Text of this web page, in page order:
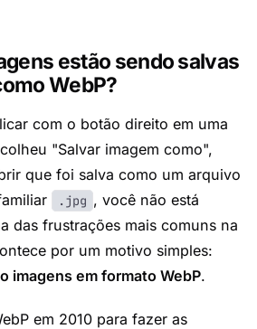
estão sendo salvas
WebP?
com o botão direito em uma
"Salvar imagem como",
que foi salva como um arquivo
.jpg , você não está
das frustrações mais comuns na
por um motivo simples:
imagens em formato WebP.
em 2010 para fazer as